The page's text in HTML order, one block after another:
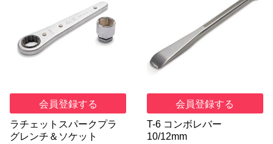
会員登録する
ラチェットスパークプラ
グレンチ＆ソケット
会員登録する
T-6 コンボレバー
10/12mm